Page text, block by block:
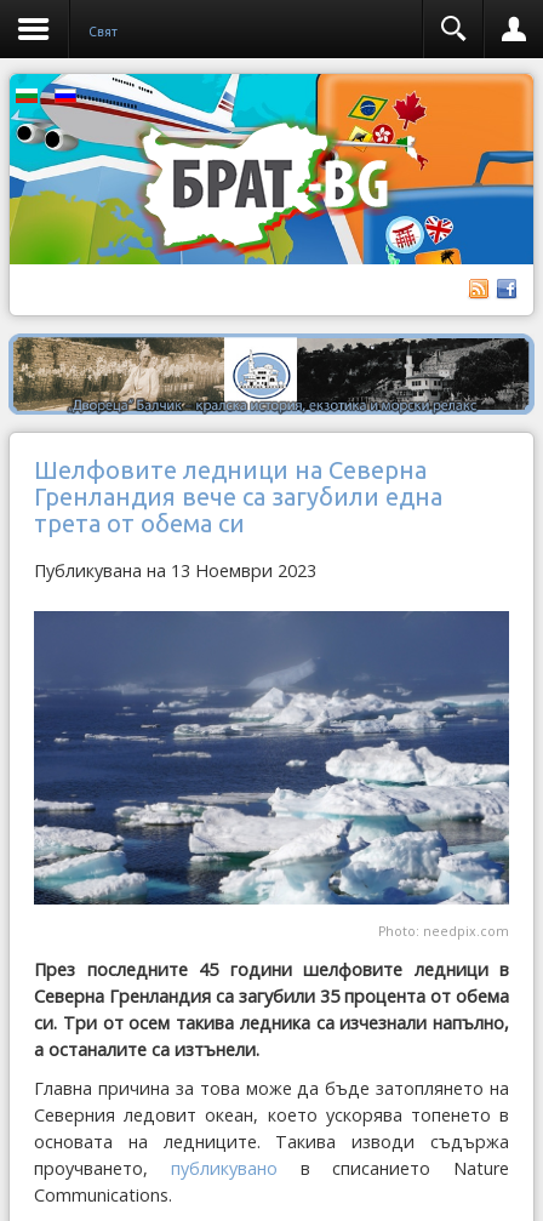
Свят
Шелфовите ледници на Северна
Гренландия вече са загубили една
трета от обема си
Публикувана на 13 Ноември 2023
Photo: needpix.com
През последните 45 години шелфовите ледници в
Северна Гренландия са загубили 35 процента от обема
си. Три от осем такива ледника са изчезнали напълно,
а останалите са изтънели.
Главна причина за това може да бъде затоплянето на
Северния ледовит океан, което ускорява топенето в
основата на ледниците. Такива изводи съдържа
проучването, публикувано в списанието Nature
Communications.